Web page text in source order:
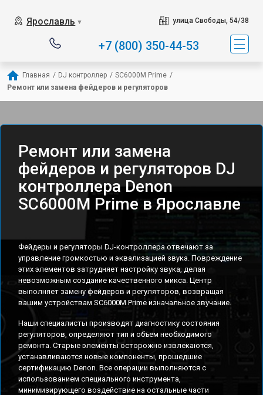
Ярославль ▼ улица Свободы, 54/38
+7 (800) 350-44-53
Главная / DJ контроллер / SC6000M Prime /
Ремонт или замена фейдеров и регуляторов
Ремонт или замена
фейдеров и регуляторов DJ
контроллера Denon
SC6000M Prime в Ярославле
Фейдеры и регуляторы DJ-контроллера отвечают за
управление громкостью и эквализацией звука. Повреждение
этих элементов затрудняет настройку звука, делая
невозможным создание качественного микса. Центр
выполняет замену фейдеров и регуляторов, возвращая
вашим устройствам SC6000M Prime изначальное звучание.
Наши специалисты производят диагностику состояния
регуляторов, определяют тип и объем необходимого
ремонта. Старые элементы осторожно извлекаются,
устанавливаются новые компоненты, прошедшие
сертификацию Denon. Все операции выполняются с
использованием специального инструмента,
минимизирующего воздействие на остальные части